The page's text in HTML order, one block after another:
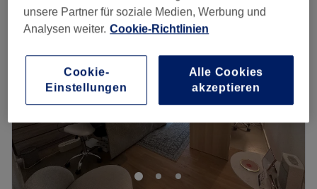
unsere Partner für soziale Medien, Werbung und
Analysen weiter. Cookie-Richtlinien
Cookie-
Einstellungen
Alle Cookies
akzeptieren